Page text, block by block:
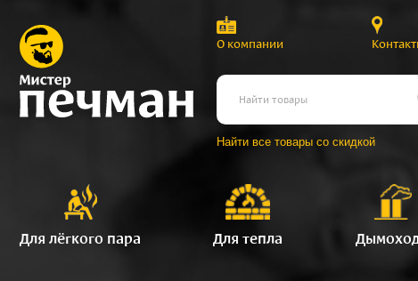
О компании
Найти все товары со скидкой
Для лёгкого пара Для тепла